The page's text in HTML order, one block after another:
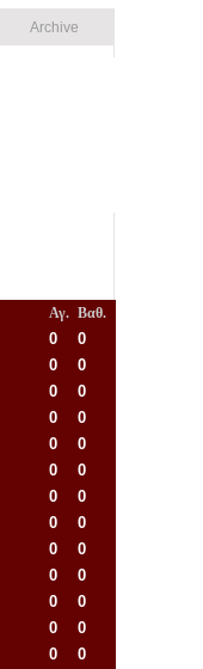
Archive
Αγ. Βαθ.
0
0
0
0
0
0
0
0
0
0
0
0
0
0
0
0
0
0
0
0
0
0
0
0
0
0